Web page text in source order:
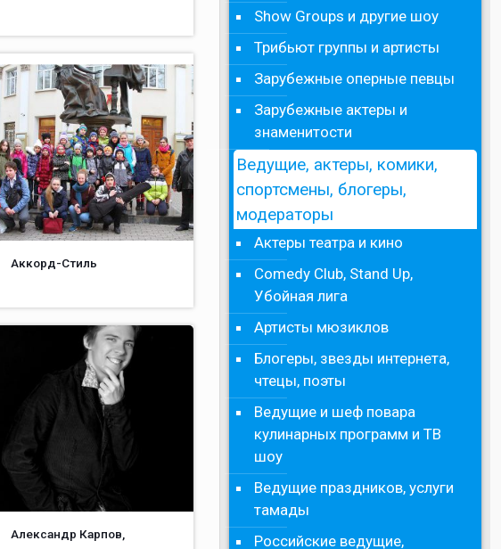
Аккорд-Стиль
Александр Карпов,
Show Groups и другие шоу
Трибьют группы и артисты
Зарубежные оперные певцы
Зарубежные актеры и
знаменитости
Ведущие, актеры, комики,
спортсмены, блогеры,
модераторы
Актеры театра и кино
Comedy Club, Stand Up,
Убойная лига
Артисты мюзиклов
Блогеры, звезды интернета,
чтецы, поэты
Ведущие и шеф повара
кулинарных программ и ТВ
шоу
Ведущие праздников, услуги
тамады
Российские ведущие,